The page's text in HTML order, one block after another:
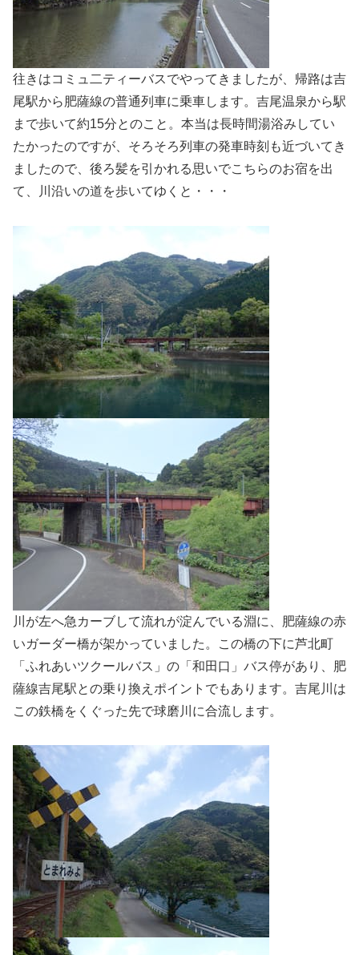
往きはコミュ二ティーバスでやってきましたが、帰路は吉
尾駅から肥薩線の普通列車に乗車します。吉尾温泉から駅
まで歩いて約15分とのこと。本当は長時間湯浴みしてい
たかったのですが、そろそろ列車の発車時刻も近づいてき
ましたので、後ろ髪を引かれる思いでこちらのお宿を出
て、川沿いの道を歩いてゆくと・・・
川が左へ急カーブして流れが淀んでいる淵に、肥薩線の赤
いガーダー橋が架かっていました。この橋の下に芦北町
「ふれあいツクールバス」の「和田口」バス停があり、肥
薩線吉尾駅との乗り換えポイントでもあります。吉尾川は
この鉄橋をくぐった先で球磨川に合流します。